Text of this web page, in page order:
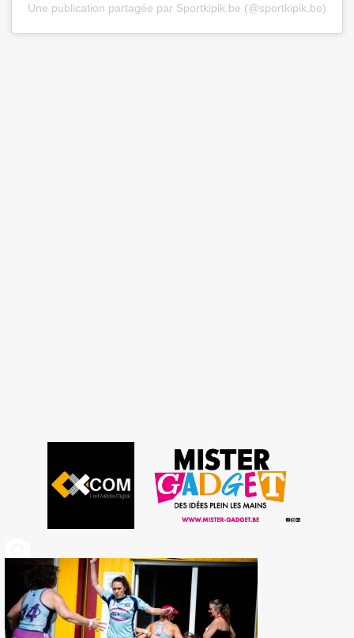
Une publication partagée par Sportkipik.be (@sportkipik.be)